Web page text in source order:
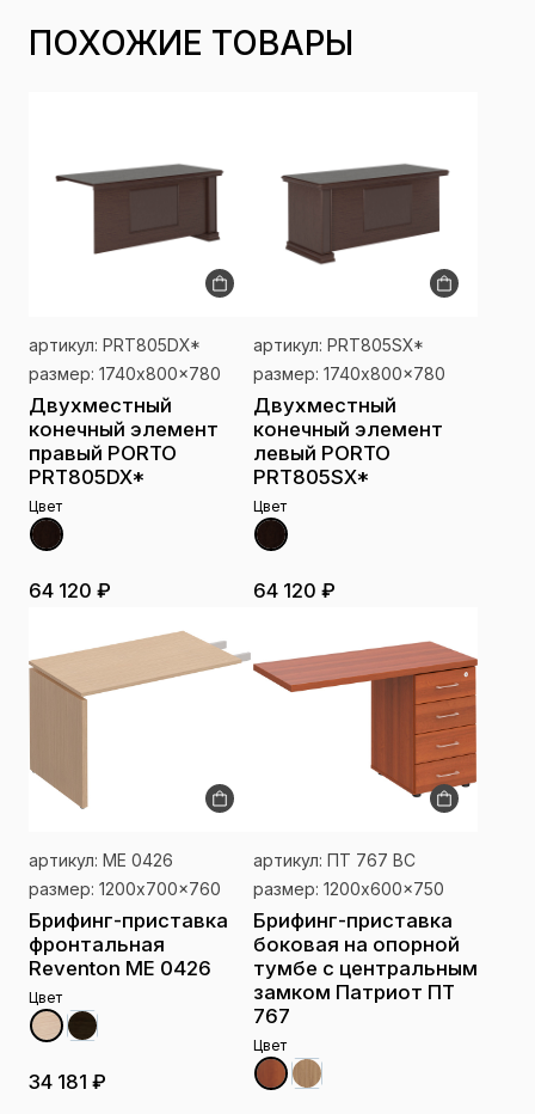
ПОХОЖИЕ ТОВАРЫ
артикул: PRT805DX*
размер: 1740x800x780
Двухместный
конечный элемент
правый PORTO
PRT805DX*
Цвет
64 120 ₽
артикул: PRT805SX*
размер: 1740x800x780
Двухместный
конечный элемент
левый PORTO
PRT805SX*
Цвет
64 120 ₽
артикул: МЕ 0426
размер: 1200x700x760
Брифинг-приставка
фронтальная
Reventon МЕ 0426
Цвет
34 181 ₽
артикул: ПТ 767 ВС
размер: 1200x600x750
Брифинг-приставка
боковая на опорной
тумбе с центральным
замком Патриот ПТ
767
Цвет